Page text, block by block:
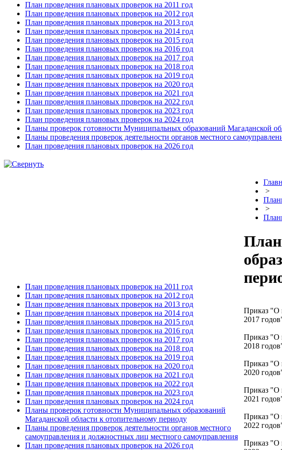
План проведения плановых проверок на 2011 год
План проведения плановых проверок на 2012 год
План проведения плановых проверок на 2013 год
План проведения плановых проверок на 2014 год
План проведения плановых проверок на 2015 год
План проведения плановых проверок на 2016 год
План проведения плановых проверок на 2017 год
План проведения плановых проверок на 2018 год
План проведения плановых проверок на 2019 год
План проведения плановых проверок на 2020 год
План проведения плановых проверок на 2021 год
План проведения плановых проверок на 2022 год
План проведения плановых проверок на 2023 год
План проведения плановых проверок на 2024 год
Планы проверок готовности Муниципальных образований Магаданской
Планы проведения проверок деятельности органов местного
План проведения плановых проверок на 2026 год
План проведения плановых проверок на 2011 год
План проведения плановых проверок на 2012 год
План проведения плановых проверок на 2013 год
План проведения плановых проверок на 2014 год
План проведения плановых проверок на 2015 год
План проведения плановых проверок на 2016 год
План проведения плановых проверок на 2017 год
План проведения плановых проверок на 2018 год
План проведения плановых проверок на 2019 год
План проведения плановых проверок на 2020 год
План проведения плановых проверок на 2021 год
План проведения плановых проверок на 2022 год
План проведения плановых проверок на 2023 год
План проведения плановых проверок на 2024 год
Планы проверок готовности Муниципальных образований
Магаданской области к отопительному периоду
Планы проведения проверок деятельности органов местного
самоуправления и должностных лиц местного самоуправления
План проведения плановых проверок на 2026 год
>
>
Приказ "О
2017
Приказ "О
2018
Приказ "О
2020
Приказ "О
2021
Приказ "О
2022
Приказ "О